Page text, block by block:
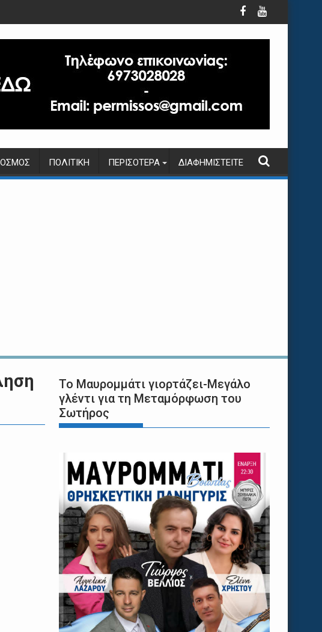
ΠΟΛΙΤΙΚΉ ΠΕΡΙΣΌΤΕΡΑ ΔΙΑΦΗΜΙΣΤΕΊΤΕ
Το Μαυρομμάτι γιορτάζει-Μεγάλο
γλέντι για τη Μεταμόρφωση του
Σωτήρος